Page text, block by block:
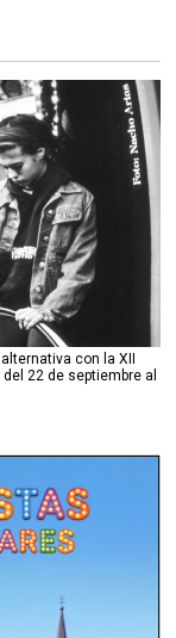
con la XII
22 de septiembre al